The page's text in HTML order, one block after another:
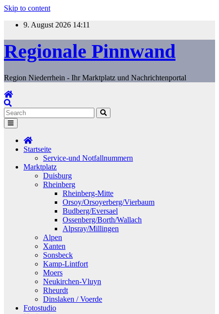
Skip to content
9. August 2026 14:11
Regionale Pinnwand
Region Niederrhein - Ihr Marktplatz und Nachrichtenportal
Startseite
Service-und Notfallnummern
Marktplatz
Duisburg
Rheinberg
Rheinberg-Mitte
Orsoy/Orsoyerberg/Vierbaum
Budberg/Eversael
Ossenberg/Borth/Wallach
Alpsray/Millingen
Alpen
Xanten
Sonsbeck
Kamp-Lintfort
Moers
Neukirchen-Vluyn
Rheurdt
Dinslaken / Voerde
Fotostudio